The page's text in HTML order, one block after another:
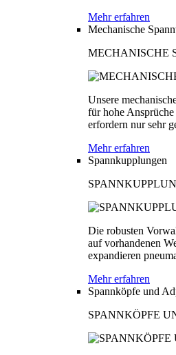
Mehr erfahren
Mechanische
MECHANISCHE
Unsere
für hohe
erfordern nur sehr
Mehr erfahren
Spannkupplungen
Die robusten
auf vorhandenen
expandieren
Mehr erfahren
Spannköpfe und
SPANNKÖPFE